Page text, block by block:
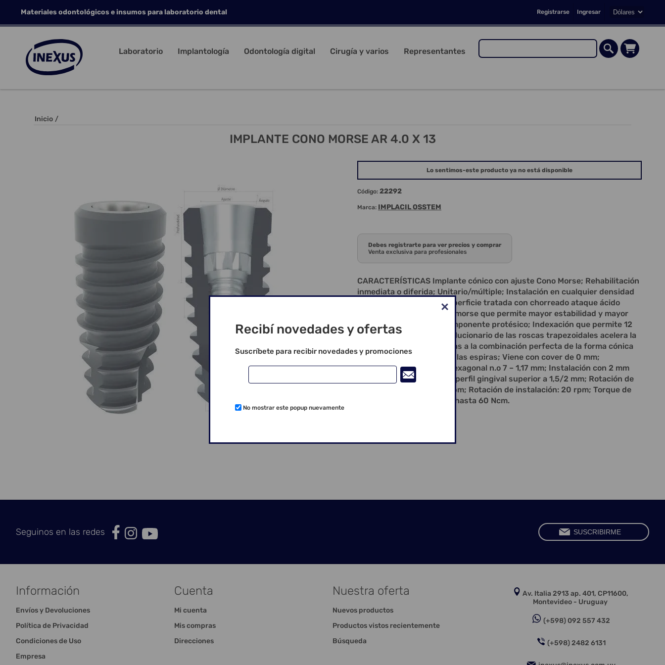
Registrarse Ingresar
Materiales odontológicos e insumos para laboratorio dental
Laboratorio Implantología Odontología digital Cirugía y varios Representantes
Inicio /
IMPLANTE CONO MORSE AR 4.0 X 13
Lo sentimos-este producto ya no está disponible
Código: 22292
Marca: IMPLACIL OSSTEM
Debes registrarte para ver precios y comprar
Venta exclusiva para profesionales
CARACTERÍSTICAS Implante cónico con ajuste Cono Morse; Rehabilitación
inmediata o diferida; Unitario/múltiple; Instalación en cualquier densidad
ósea: tipo I, II, III y IV;* Superficie tratada con chorreado ataque ácido
alternados; Doble sellado morse que permite mayor estabilidad y mayor
sellado bacteriano del componente protésico; Indexación que permite 12
posiciones; El diseño revolucionario de las roscas trapezoidales acelera la
condensación ósea, gracias a la combinación perfecta de la forma cónica
del implante y la forma de las espiras; Viene con cover de 0 mm;
Instalación cover: Llave hexagonal n.o 7 – 1,17 mm; Instalación con 2 mm
infraóseo; Se requiere un perfil gingival superior a 1,5/2 mm; Rotación de
perforación: 800-1.200 rpm; Rotación de instalación: 20 rpm; Torque de
instalación recomendado hasta 60 Ncm.
Seguinos en las redes
Información
Envíos y Devoluciones
Política de Privacidad
Condiciones de Uso
Empresa
Cuenta
Mi cuenta
Mis compras
Direcciones
Nuestra oferta
Nuevos productos
Productos vistos recientemente
Búsqueda
Av. Italia 2913 ap. 401, CP11600,
Montevideo - Uruguay
(+598) 092 557 432
(+598) 2482 6131
Recibí novedades y ofertas
Suscríbete para recibir novedades y promociones
No mostrar este popup nuevamente